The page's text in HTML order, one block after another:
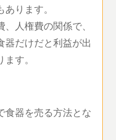
あります。
人権費の関係で、
器だけだと利益が出
ます。
食器を売る方法とな